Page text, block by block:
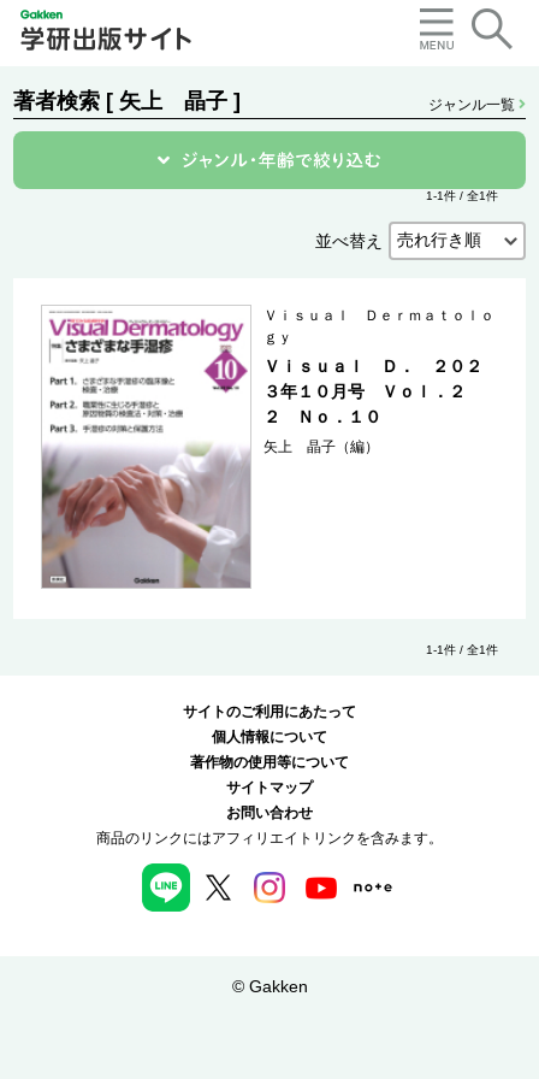
著者検索 [ 矢上 晶子 ] ジャンル一覧
1-1件 / 全1件
並べ替え
Ｖｉｓｕａｌ Ｄｅｒｍａｔｏｌｏ
ｇｙ
Ｖｉｓｕａｌ Ｄ． ２０２
３年１０月号 Ｖｏｌ．２
２ Ｎｏ．１０
矢上 晶子（編）
1-1件 / 全1件
サイトのご利用にあたって
個人情報について
著作物の使用等について
サイトマップ
お問い合わせ
商品のリンクにはアフィリエイトリンクを含みます。
© Gakken